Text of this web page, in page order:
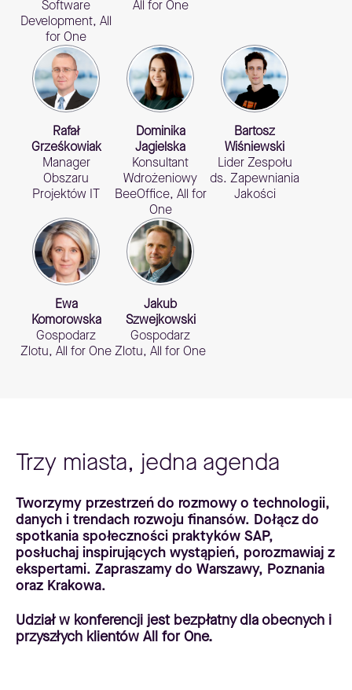
Software
Development, All
for One
All for One
Rafał
Grześkowiak
Manager
Obszaru
Projektów IT
Dominika
Jagielska
Konsultant
Wdrożeniowy
BeeOffice, All for
One
Bartosz
Wiśniewski
Lider Zespołu
ds. Zapewniania
Jakości
Ewa
Komorowska
Gospodarz
Zlotu, All for One
Jakub
Szwejkowski
Gospodarz
Zlotu, All for One
Trzy miasta, jedna agenda
Tworzymy przestrzeń do rozmowy o technologii,
danych i trendach rozwoju finansów. Dołącz do
spotkania społeczności praktyków SAP,
posłuchaj inspirujących wystąpień, porozmawiaj z
ekspertami. Zapraszamy do Warszawy, Poznania
oraz Krakowa.
Udział w konferencji jest bezpłatny dla obecnych i
przyszłych klientów All for One.